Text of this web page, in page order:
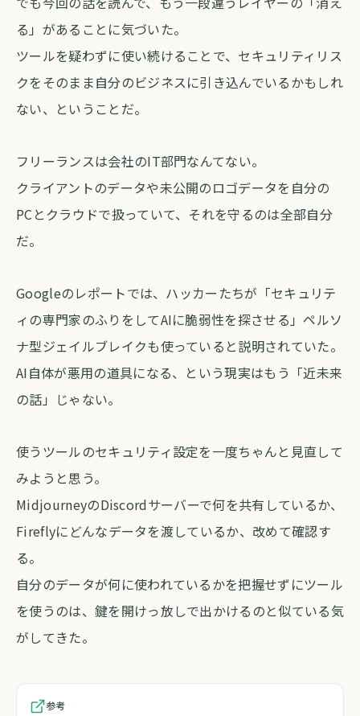
る」があることに気づいた。
ツールを疑わずに使い続けることで、セキュリティリス
クをそのまま自分のビジネスに引き込んでいるかもしれ
ない、ということだ。
フリーランスは会社のIT部門なんてない。
クライアントのデータや未公開のロゴデータを自分の
PCとクラウドで扱っていて、それを守るのは全部自分
だ。
Googleのレポートでは、ハッカーたちが「セキュリテ
ィの専門家のふりをしてAIに脆弱性を探させる」ペルソ
ナ型ジェイルブレイクも使っていると説明されていた。
AI自体が悪用の道具になる、という現実はもう「近未来
の話」じゃない。
使うツールのセキュリティ設定を一度ちゃんと見直して
みようと思う。
MidjourneyのDiscordサーバーで何を共有しているか、
Fireflyにどんなデータを渡しているか、改めて確認す
る。
自分のデータが何に使われているかを把握せずにツール
を使うのは、鍵を開けっ放しで出かけるのと似ている気
がしてきた。
参考